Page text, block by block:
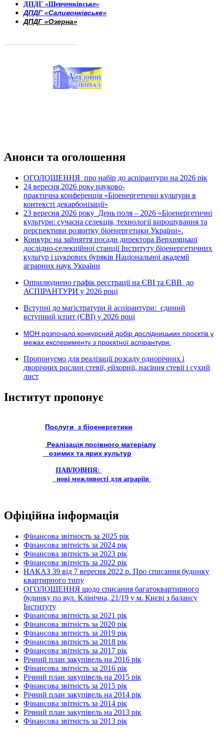
ДПДГ «Шевченківське»
ДПДГ «Саливонківське»
ДПДГ «Озерна»
Анонси та оголошення
ОГОЛОШЕННЯ про набір до аспірантури на 2026 рік
24 вересня 2026 року науково-
практична конференція «Біоенергетичні культури в
контексті декарбонізації»
23 вересня 2026 року День поля – 2026 «Біоенергетичні
культури: сучасна селекція, технології вирощування та
перспективи розвитку біоенергетики України».
Конкурс на зайняття посади директора Верхняцької
дослідно-селекційної станції Інституту біоенергетичних
культур і цукрових буряків Національної академії
аграрних наук України
Оприлюднено графік реєстрації на ЄВІ та ЄВВ до
АСПІРАНТУРИ у 2026 році
Вступні до магістратури й аспірантури: єдиний
вступний іспит (ЄВІ) у 2026 році
МОН розпочало конкурсний добір дослідницьких проєктів у
межах експерименту з проєктної аспірантури.
Пропонуємо для реалізації розсаду однорічних і
дворічних рослин стевії, ейхорнії, насіння стевії і сухий
лист
Інститут пропонує
Послуги з біоенергетики
Реалізація посівного матеріалу
озимих та ярих культур
ПАВЛОВНІЯ:
нові можливості для аграріїв
Офіційна інформація
Фінансова звітность за 2025 рік
Фінансова звітність за 2024 рік
Фінансова звітність за 2023 рік
Фінансова звітність за 2022 рік
НАКАЗ 39 від 7 вересня 2022 р. Про списання будинку
квартирного типу
ОГОЛОШЕННЯ щодо списання багатоквартирного
будинку по вул. Клінічна, 21/19 у м. Києві з балансу
Інституту
Фінансова звітність за 2021 рік
Фінансова звітність за 2020 рік
Фінансова звітність за 2019 рік
Фінансова звітність за 2018 рік
Фінансова звітність за 2017 рік
Річний план закупівель на 2016 рік
Фінансова звітність за 2016 рік
Річний план закупівель на 2015 рік
Фінансова звітність за 2015 рік
Річний план закупівель на 2014 рік
Фінансова звітність за 2014 рік
Річний план закупівель на 2013 рік
Фінансова звітність за 2013 рік